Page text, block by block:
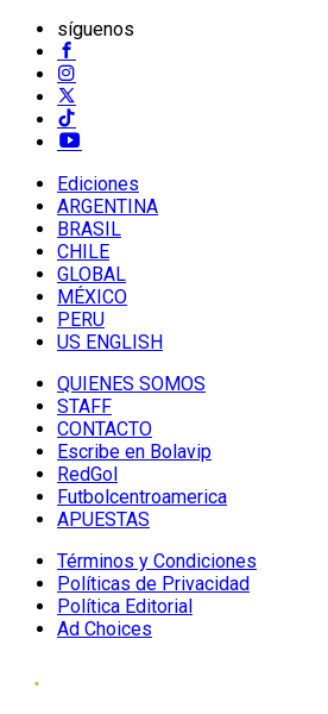
síguenos
Ediciones
ARGENTINA
BRASIL
CHILE
GLOBAL
MÉXICO
PERU
US ENGLISH
QUIENES SOMOS
STAFF
CONTACTO
Escribe en Bolavip
RedGol
Futbolcentroamerica
APUESTAS
Términos y Condiciones
Políticas de Privacidad
Política Editorial
Ad Choices